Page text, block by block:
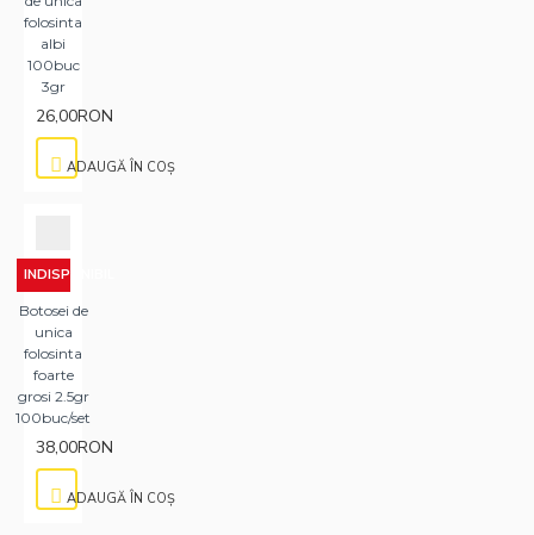
folosinta
albi
100buc
3gr
26,00RON
ADAUGĂ ÎN COŞ
INDISPONIBIL
Botosei de
unica
folosinta
foarte
grosi 2.5gr
100buc/set
38,00RON
ADAUGĂ ÎN COŞ